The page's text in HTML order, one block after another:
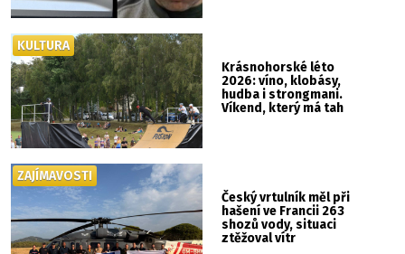
Krásnohorské léto
2026: víno, klobásy,
hudba i strongmani.
Víkend, který má tah
KULTURA
Český vrtulník měl při
hašení ve Francii 263
shozů vody, situaci
ztěžoval vítr
ZAJÍMAVOSTI